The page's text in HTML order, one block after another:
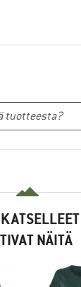
NÄITÄ